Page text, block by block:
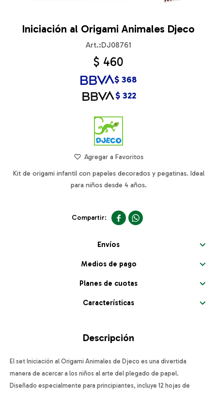
Iniciación al Origami Animales Djeco
DJ08761
$ 460
$ 322
$ 368
Kit de origami infantil con papeles decorados y pegatinas. Ideal
para niños desde 4 años.
 
Envíos
Medios de pago
Planes de cuotas
Características
Descripción
El set Iniciación al Origami Animales de Djeco es una divertida
manera de acercar a los niños al arte del plegado de papel.
Diseñado especialmente para principiantes, incluye 12 hojas de